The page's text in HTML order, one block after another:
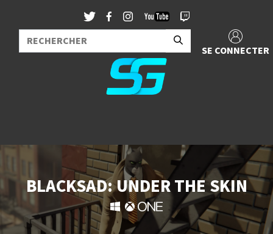
SE CONNECTER
BLACKSAD: UNDER THE SKIN